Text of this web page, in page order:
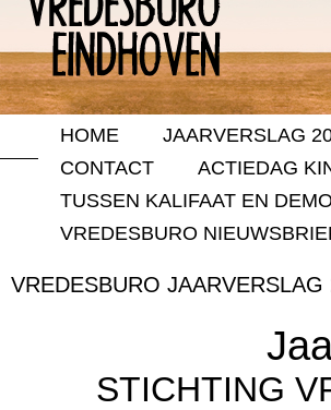
HOME JAARVERSLAG
CONTACT
ACTIEDAG
TUSSEN KALIFAAT EN
VREDESBURO
VREDESBURO JAARVERSLAG
STICHTING